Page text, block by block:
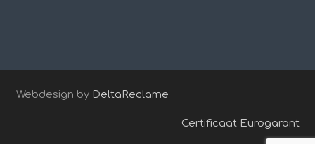
Webdesign by DeltaReclame
Certificaat Eurogarant